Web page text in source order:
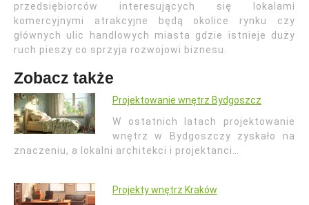
przedsiębiorców interesujących się lokalami
komercyjnymi atrakcyjne będą okolice rynku czy
głównych ulic handlowych miasta gdzie istnieje duży
ruch pieszy co sprzyja rozwojowi biznesu.
Zobacz także
Projektowanie wnętrz Bydgoszcz
W ostatnich latach projektowanie
wnętrz w Bydgoszczy zyskało na
znaczeniu, a lokalni architekci i projektanci…
Projekty wnętrz Kraków